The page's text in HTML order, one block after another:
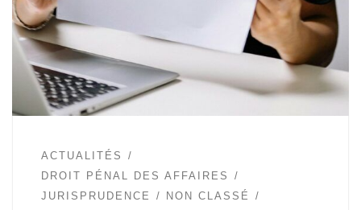
ACTUALITÉS
DROIT PÉNAL DES AFFAIRES
JURISPRUDENCE
NON CLASSÉ